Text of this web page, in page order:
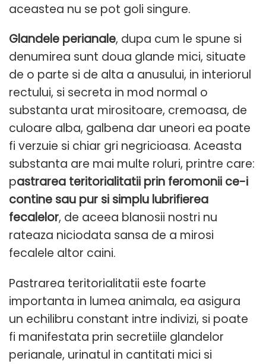
aceastea nu se pot goli singure.
Glandele perianale, dupa cum le spune si
denumirea sunt doua glande mici, situate
de o parte si de alta a anusului, in interiorul
rectului, si secreta in mod normal o
substanta urat mirositoare, cremoasa, de
culoare alba, galbena dar uneori ea poate
fi verzuie si chiar gri negricioasa. Aceasta
substanta are mai multe roluri, printre care:
pastrarea teritorialitatii prin feromonii ce-i
contine sau pur si simplu lubrifierea
fecalelor, de aceea blanosii nostri nu
rateaza niciodata sansa de a mirosi
fecalele altor caini.
Pastrarea teritorialitatii este foarte
importanta in lumea animala, ea asigura
un echilibru constant intre indivizi, si poate
fi manifestata prin secretiile glandelor
perianale, urinatul in cantitati mici si